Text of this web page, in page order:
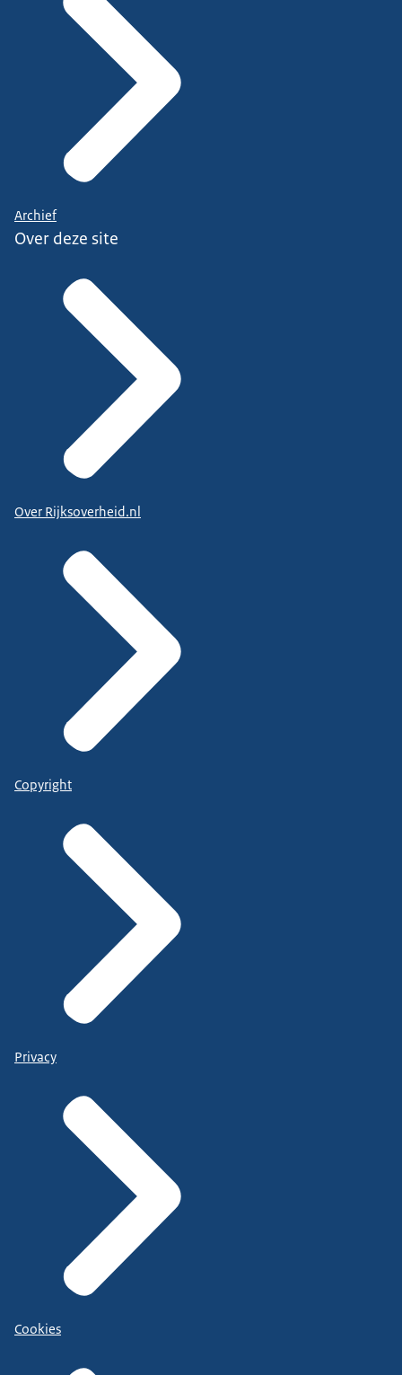
Archief
Over deze site
Over Rijksoverheid.nl
Copyright
Privacy
Cookies